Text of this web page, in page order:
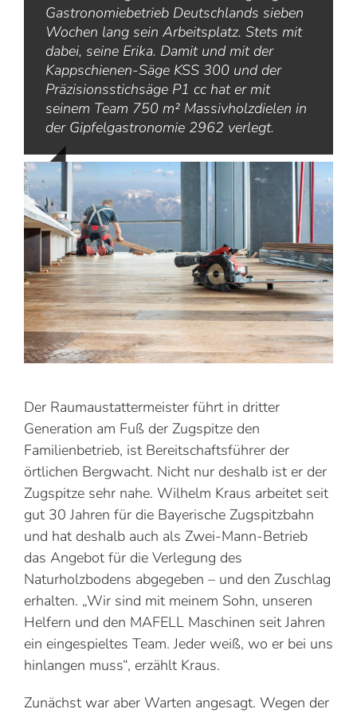
Gastronomiebetrieb Deutschlands sieben
Wochen lang sein Arbeitsplatz. Stets mit
dabei, seine Erika. Damit und mit der
Kappschienen-Säge KSS 300 und der
Präzisionsstichsäge P1 cc hat er mit
seinem Team 750 m² Massivholzdielen in
der Gipfelgastronomie 2962 verlegt.
Der Raumaustattermeister führt in dritter
Generation am Fuß der Zugspitze den
Familienbetrieb, ist Bereitschaftsführer der
örtlichen Bergwacht. Nicht nur deshalb ist er der
Zugspitze sehr nahe. Wilhelm Kraus arbeitet seit
gut 30 Jahren für die Bayerische Zugspitzbahn
und hat deshalb auch als Zwei-Mann-Betrieb
das Angebot für die Verlegung des
Naturholzbodens abgegeben – und den Zuschlag
erhalten. „Wir sind mit meinem Sohn, unseren
Helfern und den MAFELL Maschinen seit Jahren
ein eingespieltes Team. Jeder weiß, wo er bei uns
hinlangen muss“, erzählt Kraus.
Zunächst war aber Warten angesagt. Wegen der